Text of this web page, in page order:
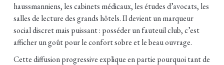
haussmanniens, les cabinets médicaux, les études d’avocats, les
salles de lecture des grands hôtels. Il devient un marqueur
social discret mais puissant : posséder un fauteuil club, c’est
afficher un goût pour le confort sobre et le beau ouvrage.
Cette diffusion progressive explique en partie pourquoi tant de